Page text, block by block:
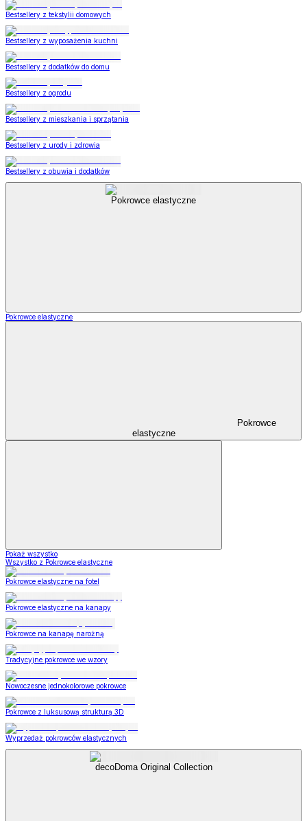
Bestsellery z tekstylii domowych
Bestsellery z wyposażenia kuchni
Bestsellery z dodatków do domu
Bestsellery z ogrodu
Bestsellery z mieszkania i sprzątania
Bestsellery z urody i zdrowia
Bestsellery z obuwia i dodatków
Pokrowce elastyczne
Pokrowce elastyczne
Pokrowce
elastyczne
Pokaż wszystko
Wszystko z Pokrowce elastyczne
Pokrowce elastyczne na fotel
Pokrowce elastyczne na kanapy
Pokrowce na kanapę narożną
Tradycyjne pokrowce we wzory
Nowoczesne jednokolorowe pokrowce
Pokrowce z luksusową strukturą 3D
Wyprzedaż pokrowców elastycznych
decoDoma Original Collection